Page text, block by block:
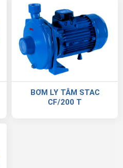
BƠM LY TÂM STAC
CF/200 T